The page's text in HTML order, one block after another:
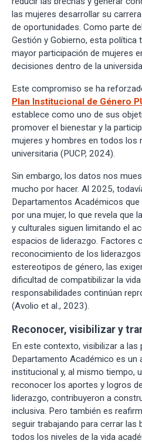
las mujeres desarrollar su
de oportunidades. Como parte
Gestión y Gobierno, esta política
mayor participación de mujeres
decisiones dentro de la
Este compromiso se ha
Plan Institucional de Género
establece como uno de sus
promover el bienestar y la
mujeres y hombres en todos los
universitaria (PUCP, 2024).
Sin embargo, los datos nos
mucho por hacer. Al 2025,
Departamentos Académicos
por una mujer, lo que revela que
y culturales siguen limitando el
espacios de liderazgo. Factores
reconocimiento de los
estereotipos de género, las
dificultad de compatibilizar la
responsabilidades continúan
(Avolio et al., 2023).
Reconocer, visibilizar y
En este contexto, visibilizar a las
Departamento Académico es un
institucional y, al mismo tiempo,
reconocer los aportes y logros
liderazgo, contribuyeron a
inclusiva. Pero también es
seguir trabajando para cerrar las
todos los niveles de la vida